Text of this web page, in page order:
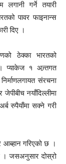
गर्ने तयारी
पावर फाइनान्स
दिए ।
ठेक्का भारतको
प्याकेज १ अन्र्तगत
संरचना
नयाँदिल्लीमा
रुपैयाँमा सक्ने गरी
आब्हान गरिएको छ ।
। जसअनुसार दोस्रो